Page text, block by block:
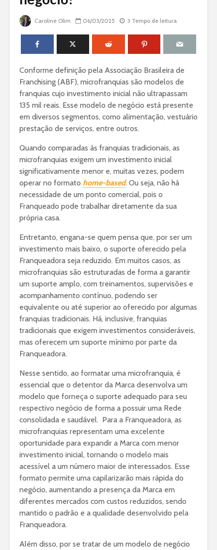
Caroline Olim 06/03/2025 3 Tempo de leitura
Conforme definição pela Associação Brasileira de
Franchising (ABF), microfranquias são modelos de
franquias cujo investimento inicial não ultrapassam
135 mil reais. Esse modelo de negócio está presente
em diversos segmentos, como alimentação, vestuário
prestação de serviços, entre outros.
Quando comparadas às franquias tradicionais, as
microfranquias exigem um investimento inicial
significativamente menor e, muitas vezes, podem
operar no formato home-based. Ou seja, não há
necessidade de um ponto comercial, pois o
Franqueado pode trabalhar diretamente da sua
própria casa.
Entretanto, engana-se quem pensa que, por ser um
investimento mais baixo, o suporte oferecido pela
Franqueadora seja reduzido. Em muitos casos, as
microfranquias são estruturadas de forma a garantir
um suporte amplo, com treinamentos, supervisões e
acompanhamento contínuo, podendo ser
equivalente ou até superior ao oferecido por algumas
franquias tradicionais. Há, inclusive, franquias
tradicionais que exigem investimentos consideráveis,
mas oferecem um suporte mínimo por parte da
Franqueadora.
Nesse sentido, ao formatar uma microfranquia, é
essencial que o detentor da Marca desenvolva um
modelo que forneça o suporte adequado para seu
respectivo negócio de forma a possuir uma Rede
consolidada e saudável. Para a Franqueadora, as
microfranquias representam uma excelente
oportunidade para expandir a Marca com menor
investimento inicial, tornando o modelo mais
acessível a um número maior de interessados. Esse
formato permite uma capilarizarão mais rápida do
negócio, aumentando a presença da Marca em
diferentes mercados com custos reduzidos, sendo
mantido o padrão e a qualidade desenvolvido pela
Franqueadora.
Além disso, por se tratar de um modelo de negócio